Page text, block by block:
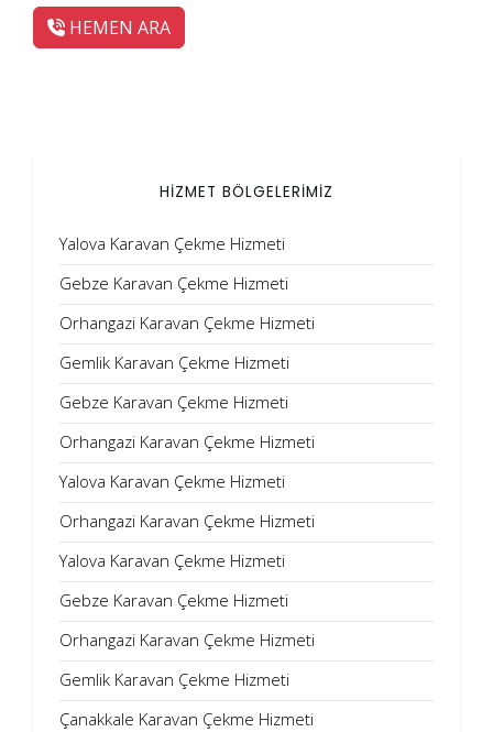
HEMEN ARA
HİZMET BÖLGELERİMİZ
Yalova Karavan Çekme Hizmeti
Gebze Karavan Çekme Hizmeti
Orhangazi Karavan Çekme Hizmeti
Gemlik Karavan Çekme Hizmeti
Gebze Karavan Çekme Hizmeti
Orhangazi Karavan Çekme Hizmeti
Yalova Karavan Çekme Hizmeti
Orhangazi Karavan Çekme Hizmeti
Yalova Karavan Çekme Hizmeti
Gebze Karavan Çekme Hizmeti
Orhangazi Karavan Çekme Hizmeti
Gemlik Karavan Çekme Hizmeti
Çanakkale Karavan Çekme Hizmeti